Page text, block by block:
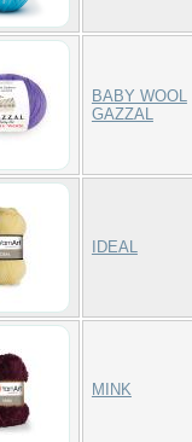
BABY WOOL
GAZZAL
IDEAL
MINK